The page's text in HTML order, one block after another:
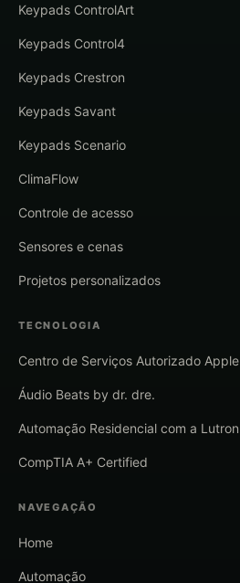
Keypads ControlArt
Keypads Control4
Keypads Crestron
Keypads Savant
Keypads Scenario
ClimaFlow
Controle de acesso
Sensores e cenas
Projetos personalizados
TECNOLOGIA
Centro de Serviços Autorizado Apple
Áudio Beats by dr. dre.
Automação Residencial com a Lutron
CompTIA A+ Certified
NAVEGAÇÃO
Home
Automação